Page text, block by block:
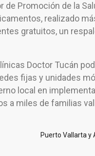
Promoción de la
realizado
gratuitos, un
Doctor Tucán
fijas y unidades
local en
a miles de familias
Puerto Vallarta y